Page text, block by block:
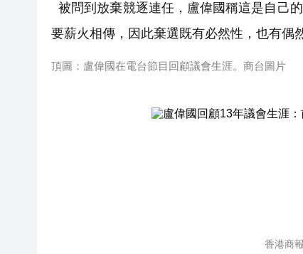
被問到放棄競逐連任，盧偉國稱這是自己
要薪火相傳， 因此棄選既有必然性，也有偶
頂圖：盧偉國在電台節目回顧議會生涯。商台圖片
香港商